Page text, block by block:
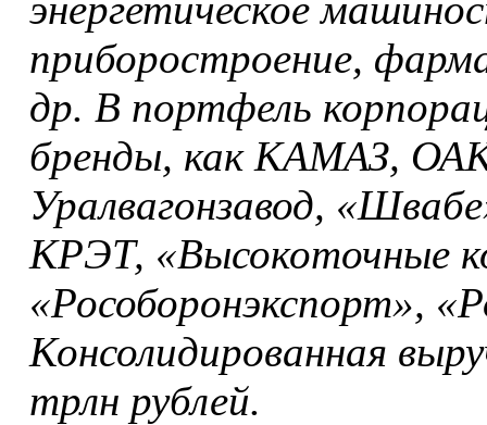
приборостроение,
др. В портфель
бренды, как КАМАЗ,
Уралвагонзавод,
КРЭТ, «Высокоточные
«Рособоронэкспорт»,
Консолидированная
трлн рублей.